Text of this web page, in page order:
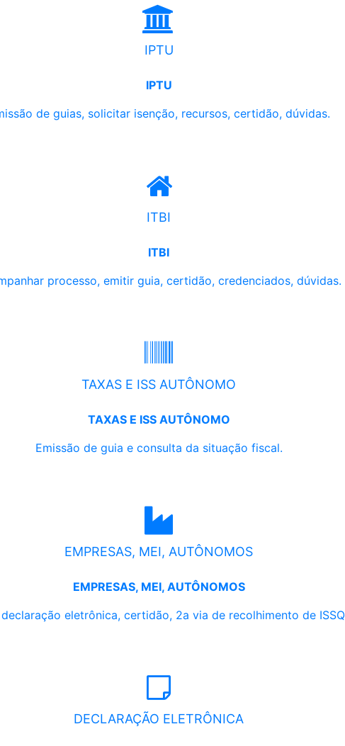
IPTU
IPTU
de guias, solicitar isenção, recursos, certidão, dúvidas.
ITBI
ITBI
processo, emitir guia, certidão, credenciados, dúvidas.
TAXAS E ISS AUTÔNOMO
TAXAS E ISS AUTÔNOMO
Emissão de guia e consulta da situação fiscal.
EMPRESAS, MEI, AUTÔNOMOS
EMPRESAS, MEI, AUTÔNOMOS
eletrônica, certidão, 2a via de recolhimento de
DECLARAÇÃO ELETRÔNICA